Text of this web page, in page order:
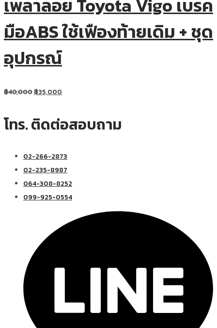
เพลาลอย Toyota Vigo เบรค
มือABS ใช้เฟืองท้ายเดิม + ชุด
อุปกรณ์
฿40,000฿35,000
โทร. ติดต่อสอบถาม
02-266-2873
02-235-8987
064-308-8252
099-925-0554